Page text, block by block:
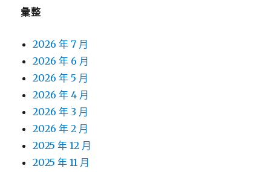
彙整
2026 年 7 月
2026 年 6 月
2026 年 5 月
2026 年 4 月
2026 年 3 月
2026 年 2 月
2025 年 12 月
2025 年 11 月